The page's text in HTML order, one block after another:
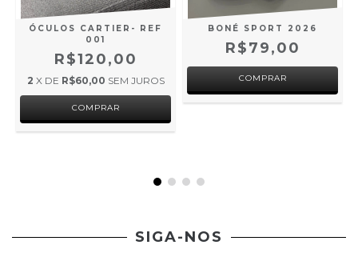
ÓCULOS CARTIER- REF
001
R$120,00
2 X DE R$60,00 SEM JUROS
BONÉ SPORT 2026
R$79,00
COMPRAR
SIGA-NOS